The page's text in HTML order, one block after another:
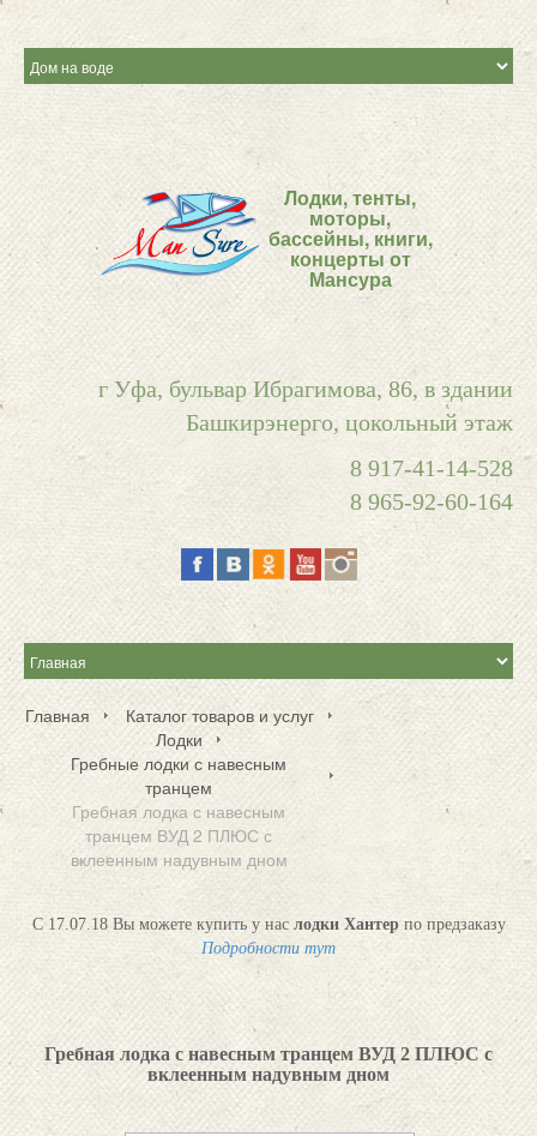
Лодки, тенты,
моторы,
бассейны, книги,
концерты от
Мансура
г Уфа, бульвар Ибрагимова, 86, в здании
Башкирэнерго, цокольный этаж
8 917-41-14-528
8 965-92-60-164
Главная
Каталог товаров и услуг
Лодки
Гребные лодки с навесным
транцем
Гребная лодка с навесным
транцем ВУД 2 ПЛЮС с
вклеенным надувным дном
С 17.07.18 Вы можете купить у нас лодки Хантер по предзаказу
Подробности тут
Гребная лодка с навесным транцем ВУД 2 ПЛЮС с
вклеенным надувным дном